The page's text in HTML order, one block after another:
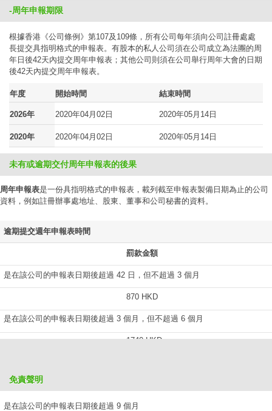
-周年申報期限
根據香港《公司條例》第107及109條，所有公司每年須向公司註冊處處
長提交具指明格式的申報表。有股本的私人公司須在公司成立為法團的周
年日後42天內提交周年申報表；其他公司則須在公司舉行周年大會的日期
後42天內提交周年申報表。
年度 開始時間 結束時間
2026年 2020年04月02日 2020年05月14日
2020年 2020年04月02日 2020年05月14日
未有或逾期交付周年申報表的後果
周年申報表是一份具指明格式的申報表，載列截至申報表製備日期為止的公司
資料，例如註冊辦事處地址、股東、董事和公司秘書的資料。
逾期提交週年申報表時間
罰款金額
是在該公司的申報表日期後超過 42 日，但不超過 3 個月
870 HKD
是在該公司的申報表日期後超過 3 個月，但不超過 6 個月
1740 HKD
是在該公司的申報表日期後超過 9 個月
免責聲明